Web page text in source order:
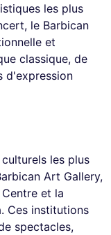
les plus
le Barbican
et
classique, de
d'expression
les plus
Art Gallery,
et la
Ces institutions
spectacles,